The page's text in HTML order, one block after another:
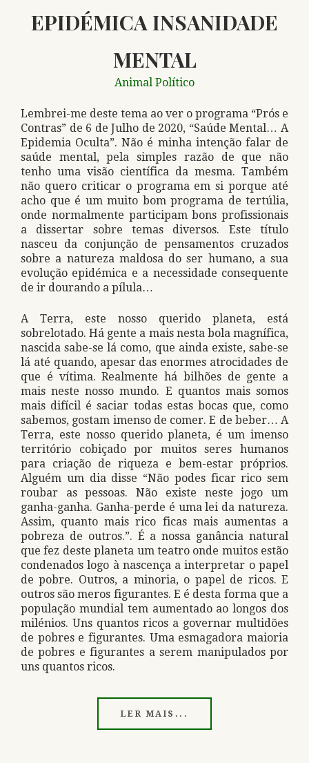
EPIDÉMICA INSANIDADE
MENTAL
Animal Político
Lembrei-me deste tema ao ver o programa “Prós e
Contras” de 6 de Julho de 2020, “Saúde Mental… A
Epidemia Oculta”. Não é minha intenção falar de
saúde mental, pela simples razão de que não
tenho uma visão científica da mesma. Também
não quero criticar o programa em si porque até
acho que é um muito bom programa de tertúlia,
onde normalmente participam bons profissionais
a dissertar sobre temas diversos. Este título
nasceu da conjunção de pensamentos cruzados
sobre a natureza maldosa do ser humano, a sua
evolução epidémica e a necessidade consequente
de ir dourando a pílula…
A Terra, este nosso querido planeta, está
sobrelotado. Há gente a mais nesta bola magnífica,
nascida sabe-se lá como, que ainda existe, sabe-se
lá até quando, apesar das enormes atrocidades de
que é vítima. Realmente há bilhões de gente a
mais neste nosso mundo. E quantos mais somos
mais difícil é saciar todas estas bocas que, como
sabemos, gostam imenso de comer. E de beber… A
Terra, este nosso querido planeta, é um imenso
território cobiçado por muitos seres humanos
para criação de riqueza e bem-estar próprios.
Alguém um dia disse “Não podes ficar rico sem
roubar as pessoas. Não existe neste jogo um
ganha-ganha. Ganha-perde é uma lei da natureza.
Assim, quanto mais rico ficas mais aumentas a
pobreza de outros.”. É a nossa ganância natural
que fez deste planeta um teatro onde muitos estão
condenados logo à nascença a interpretar o papel
de pobre. Outros, a minoria, o papel de ricos. E
outros são meros figurantes. E é desta forma que a
população mundial tem aumentado ao longos dos
milénios. Uns quantos ricos a governar multidões
de pobres e figurantes. Uma esmagadora maioria
de pobres e figurantes a serem manipulados por
uns quantos ricos.
LER MAIS...